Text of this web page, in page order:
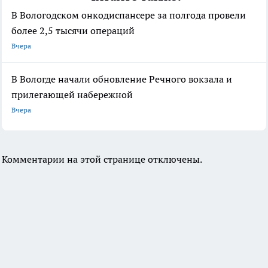
В Вологодском онкодиспансере за полгода провели
более 2,5 тысячи операций
Вчера
В Вологде начали обновление Речного вокзала и
прилегающей набережной
Вчера
Комментарии на этой странице отключены.